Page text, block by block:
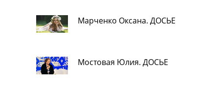
Марченко Оксана. ДОСЬЕ
Мостовая Юлия. ДОСЬЕ